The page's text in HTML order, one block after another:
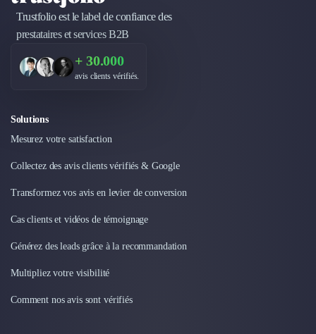
Internet of Things (IoT)
Design Industriel
Packaging & Emballages
Support Client
Téléphonie & Télécommunication
BI, Analytics & Big Data
Graphisme & Illustration
Stratégie Digitale
Création de Site Internet
Développement d'Application Mobile
Direction Artistique
Cybersécurité
Trustfolio est le label de confiance des
prestataires et services B2B
+ 30.000
avis clients vérifiés.
Solutions
Mesurez votre satisfaction
Collectez des avis clients vérifiés & Google
Transformez vos avis en levier de conversion
Cas clients et vidéos de témoignage
Générez des leads grâce à la recommandation
Multipliez votre visibilité
Comment nos avis sont vérifiés